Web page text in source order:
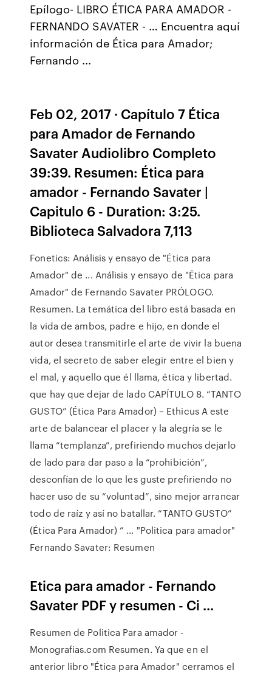
Epílogo- LIBRO ÉTICA PARA AMADOR -
FERNANDO SAVATER - … Encuentra aquí
información de Ética para Amador;
Fernando ...
Feb 02, 2017 · Capítulo 7 Ética
para Amador de Fernando
Savater Audiolibro Completo
39:39. Resumen: Ética para
amador - Fernando Savater |
Capitulo 6 - Duration: 3:25.
Biblioteca Salvadora 7,113
Fonetics: Análisis y ensayo de "Ética para
Amador" de ... Análisis y ensayo de "Ética para
Amador" de Fernando Savater PRÓLOGO.
Resumen. La temática del libro está basada en
la vida de ambos, padre e hijo, en donde el
autor desea transmitirle el arte de vivir la buena
vida, el secreto de saber elegir entre el bien y
el mal, y aquello que él llama, ética y libertad.
que hay que dejar de lado CAPÍTULO 8. “TANTO
GUSTO” (Ética Para Amador) – Ethicus A este
arte de balancear el placer y la alegría se le
llama “templanza”, prefiriendo muchos dejarlo
de lado para dar paso a la “prohibición”,
desconfían de lo que les guste prefiriendo no
hacer uso de su “voluntad”, sino mejor arrancar
todo de raíz y así no batallar. “TANTO GUSTO”
(Ética Para Amador) ” … "Politica para amador"
Fernando Savater: Resumen
Etica para amador - Fernando
Savater PDF y resumen - Ci ...
Resumen de Politica Para amador -
Monografias.com Resumen. Ya que en el
anterior libro "Ética para Amador" cerramos el